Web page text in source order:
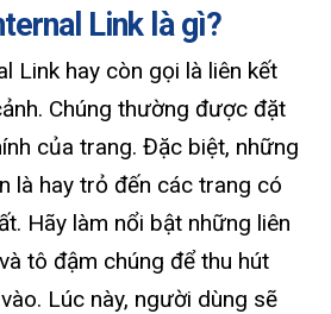
Link là gì?
Link hay còn gọi là liên kết
Chúng thường được đặt
của trang. Đặc biệt, những
là hay trỏ đến các trang có
Hãy làm nổi bật những liên
tô đậm chúng để thu hút
Lúc này, người dùng sẽ